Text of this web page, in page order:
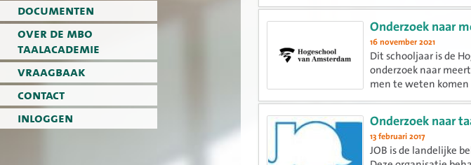
documenten
over de mbo
taalacademie
vraagbaak
contact
inloggen
de Onderwijsroute
Onderzoek naar
16 november 2021
Dit schooljaar is de
onderzoek naar
men te weten
omgaan met
leren en...
Onderzoek naar
13 februari 2017
JOB is de landelijke